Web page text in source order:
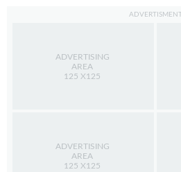
ADVERTISING
AREA
125 X125
ADVERTISING
AREA
125 X125